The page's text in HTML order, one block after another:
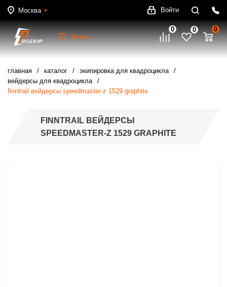
Москва Войти
Меню
0 0 0
главная каталог
экипировка для квадроцикла
вейдерсы для квадроцикла
finntrail вейдерсы speedmaster-z 1529 graphite
FINNTRAIL ВЕЙДЕРСЫ
SPEEDMASTER-Z 1529 GRAPHITE